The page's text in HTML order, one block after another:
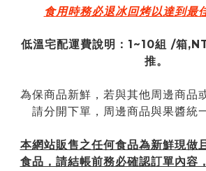
食用時務必退冰回烤以達到最
低溫宅配運費說明：1~10組 /箱
推。
為保商品新鮮，若與其他周邊商品
請分開下單，周邊商品與果醬統
本網站販售之任何食品為新鮮現做
食品，請結帳前務必確認訂單內容